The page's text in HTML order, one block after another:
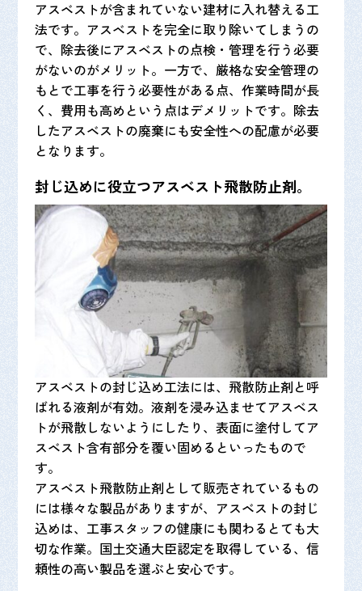
アスベストが含まれていない建材に入れ替える工
法です。アスベストを完全に取り除いてしまうの
で、除去後にアスベストの点検・管理を行う必要
がないのがメリット。一方で、厳格な安全管理の
もとで工事を行う必要性がある点、作業時間が長
く、費用も高めという点はデメリットです。除去
したアスベストの廃棄にも安全性への配慮が必要
となります。
封じ込めに役立つアスベスト飛散防止剤。
アスベストの封じ込め工法には、飛散防止剤と呼
ばれる液剤が有効。液剤を浸み込ませてアスベス
トが飛散しないようにしたり、表面に塗付してア
スベスト含有部分を覆い固めるといったもので
す。
アスベスト飛散防止剤として販売されているもの
には様々な製品がありますが、アスベストの封じ
込めは、工事スタッフの健康にも関わるとても大
切な作業。国土交通大臣認定を取得している、信
頼性の高い製品を選ぶと安心です。